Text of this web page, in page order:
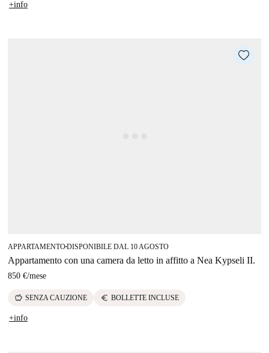
+info
APPARTAMENTO■DISPONIBILE DAL 10 AGOSTO
Appartamento con una camera da letto in affitto a Nea Kypseli II.
850 €/mese
savings SENZA CAUZIONE euro BOLLETTE INCLUSE
+info